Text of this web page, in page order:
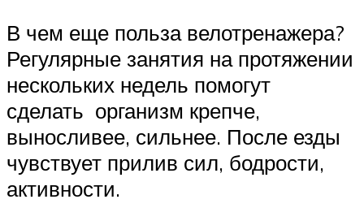
В чем еще польза велотренажера?
Регулярные занятия на протяжении
нескольких недель помогут
сделать организм крепче,
выносливее, сильнее. После езды
чувствует прилив сил, бодрости,
активности.